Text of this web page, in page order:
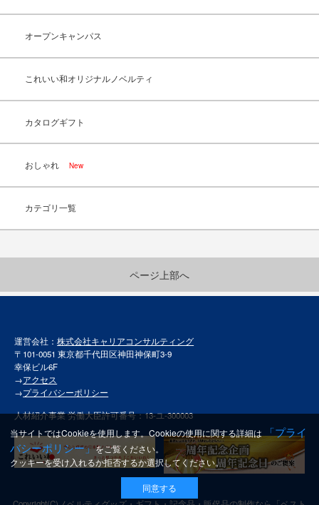
オープンキャンパス
これいい和オリジナルノベルティ
カタログギフト
おしゃれ New
カテゴリ一覧
ページ上部へ
運営会社：株式会社キャリアコンサルティング
〒101-0051 東京都千代田区神田神保町3-9
幸保ビル6F
→アクセス
→プライバシーポリシー
人材紹介事業 労働大臣許可番号：13-ユ-300003
当サイトではCookieを使用します。Cookieの使用に関する詳細は
「プライ
バシーポリシー」をご覧ください。
クッキーを受け入れるか拒否するか選択してください。
同意する